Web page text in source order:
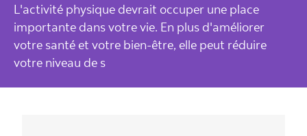
L'activité physique devrait occuper une place
importante dans votre vie. En plus d'améliorer
votre santé et votre bien-être, elle peut réduire
votre niveau de s